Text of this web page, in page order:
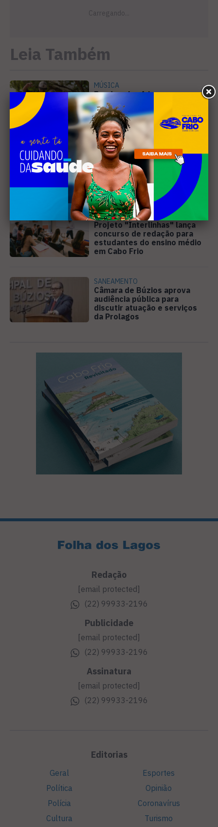
Leia Também
MÚSICA
Banda cabo-friense
Spectrummm apresenta
músicas inéditas no Diveneta
Moto Fest neste sábado (8)
PREJUÍZO
Compradores cobram
cronograma da Volendam e
pedem ação do MP por obra
parada em Arraial
EDUCAÇÃO
Projeto "Interlinhas" lança
concurso de redação para
estudantes do ensino médio
em Cabo Frio
SANEAMENTO
Câmara de Búzios aprova
audiência pública para
discutir atuação e serviços
da Prolagos
Redação
[email protected]
(22) 99933-2196
Publicidade
[email protected]
(22) 99933-2196
Assinatura
[email protected]
(22) 99933-2196
Editorias
Geral
Política
Polícia
Cultura
Esportes
Opinião
Coronavírus
Turismo